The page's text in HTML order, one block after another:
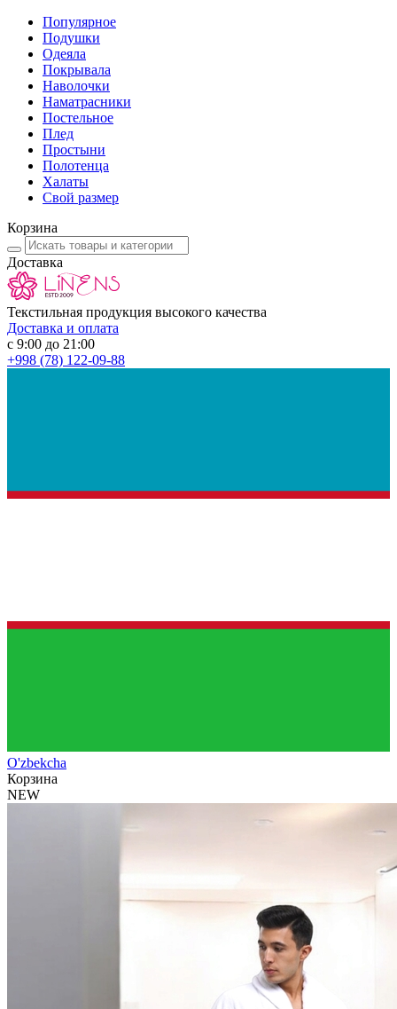
Популярное
Подушки
Одеяла
Покрывала
Наволочки
Наматрасники
Постельное
Плед
Простыни
Полотенца
Халаты
Свой размер
Корзина
Доставка
Текстильная продукция высокого качества
Доставка и оплата
с 9:00 до 21:00
+998 (78) 122-09-88
O'zbekcha
Корзина
NEW